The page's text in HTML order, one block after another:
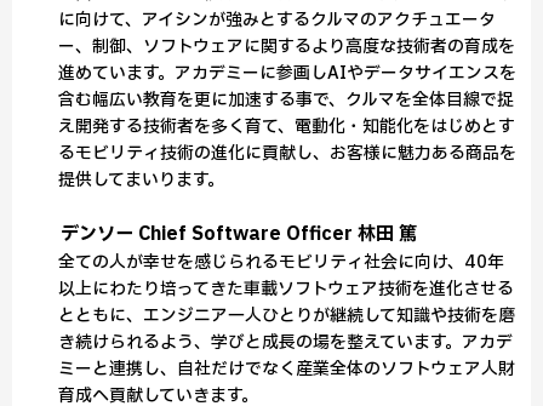
に向けて、アイシンが強みとするクルマのアクチュエータ
ー、制御、ソフトウェアに関するより高度な技術者の育成を
進めています。アカデミーに参画しAIやデータサイエンスを
含む幅広い教育を更に加速する事で、クルマを全体目線で捉
え開発する技術者を多く育て、電動化・知能化をはじめとす
るモビリティ技術の進化に貢献し、お客様に魅力ある商品を
提供してまいります。
デンソー Chief Software Officer 林田 篤
全ての人が幸せを感じられるモビリティ社会に向け、40年
以上にわたり培ってきた車載ソフトウェア技術を進化させる
とともに、エンジニア一人ひとりが継続して知識や技術を磨
き続けられるよう、学びと成長の場を整えています。アカデ
ミーと連携し、自社だけでなく産業全体のソフトウェア人財
育成へ貢献していきます。